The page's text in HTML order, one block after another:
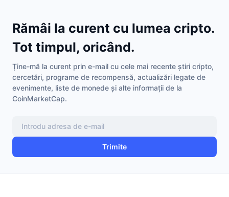
Rămâi la curent cu lumea cripto.
Tot timpul, oricând.
Ține-mă la curent prin e-mail cu cele mai recente știri cripto,
cercetări, programe de recompensă, actualizări legate de
evenimente, liste de monede și alte informații de la
CoinMarketCap.
Trimite